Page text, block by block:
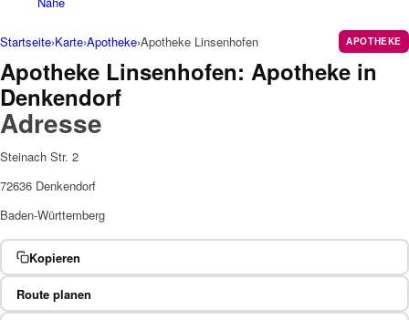
Startseite›Karte›Apotheke›Apotheke Linsenhofen APOTHEKE
Apotheke Linsenhofen: Apotheke in
Denkendorf
Adresse
Steinach Str. 2
72636 Denkendorf
Baden-Württemberg
Kopieren
Route planen